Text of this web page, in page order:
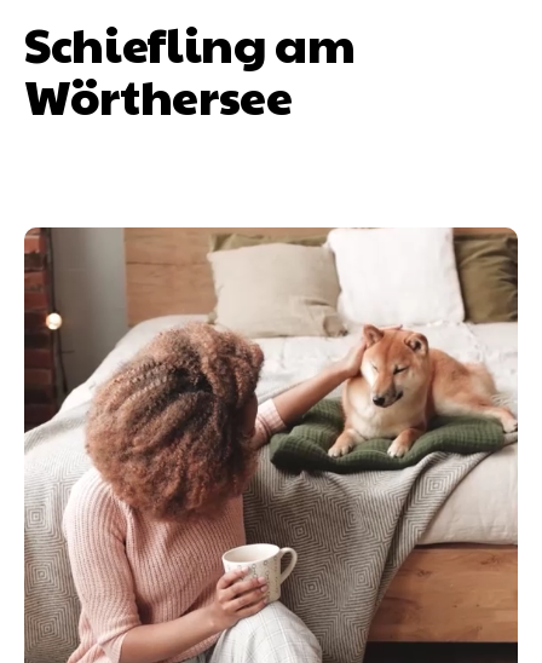
Schiefling am
Wörthersee